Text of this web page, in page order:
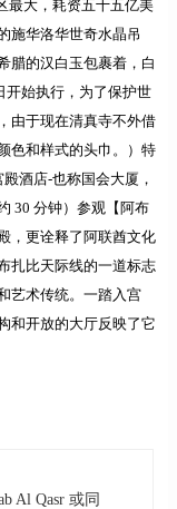
最大，耗资五十五亿美
施华洛华世奇水晶吊
腊的汉白玉包裹着，白
开始执行，为了保护世
由于现在清真寺不外借
色和样式的头巾。）特
酒店-也称国会大厦，
30 分钟）参观 【阿布
，更诠释了阿联酋文化
扎比天际线的一道标志
艺术传统。一踏入宫
和开放的大厅反映了它
Al Qasr 或同